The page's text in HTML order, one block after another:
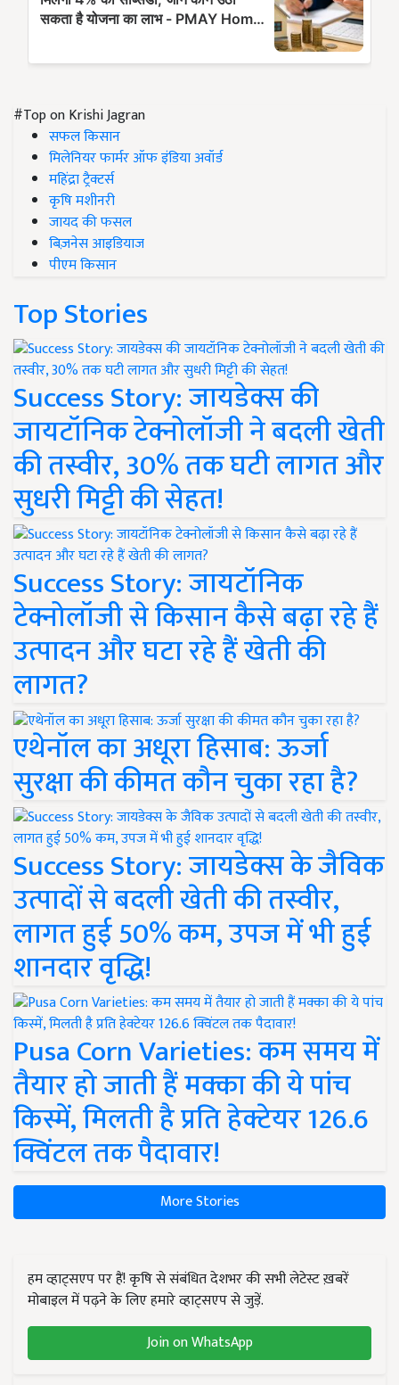
#Top on Krishi Jagran
सफल किसान
मिलेनियर फार्मर ऑफ इंडिया अवॉर्ड
महिंद्रा ट्रैक्टर्स
कृषि मशीनरी
जायद की फसल
बिज़नेस आइडियाज
पीएम किसान
Top Stories
Success Story: जायडेक्स की
जायटॉनिक टेक्नोलॉजी ने बदली खेती
की तस्वीर, 30% तक घटी लागत और
सुधरी मिट्टी की सेहत!
Success Story: जायटॉनिक
टेक्नोलॉजी से किसान कैसे बढ़ा रहे हैं
उत्पादन और घटा रहे हैं खेती की
लागत?
एथेनॉल का अधूरा हिसाब: ऊर्जा
सुरक्षा की कीमत कौन चुका रहा है?
Success Story: जायडेक्स के जैविक
उत्पादों से बदली खेती की तस्वीर,
लागत हुई 50% कम, उपज में भी हुई
शानदार वृद्धि!
Pusa Corn Varieties: कम समय में
तैयार हो जाती हैं मक्का की ये पांच
किस्में, मिलती है प्रति हेक्टेयर 126.6
क्विंटल तक पैदावार!
More Stories
हम व्हाट्सएप पर हैं! कृषि से संबंधित देशभर की सभी लेटेस्ट ख़बरें
मोबाइल में पढ़ने के लिए हमारे व्हाट्सएप से जुड़ें.
Join on WhatsApp